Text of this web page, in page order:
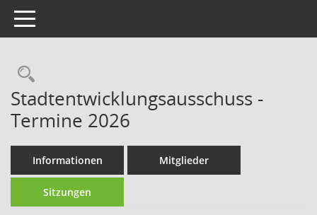
Toggle navigation
Rechercheauswahl
Stadtentwicklungsausschuss -
Termine 2026
Informationen Mitglieder
Sitzungen